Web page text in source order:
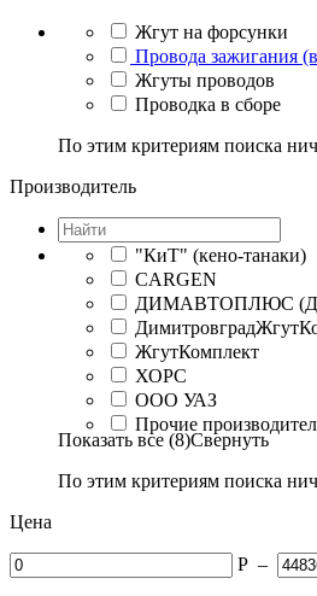
Жгут на форсунки
Провода зажигания
Жгуты проводов
Проводка в сборе
По этим критериям поиска
Производитель
"КиТ" (кено-танаки)
CARGEN
ДИМАВТОПЛЮС
ЖгутКомплект
ХОРС
ООО УАЗ
Прочие
Показать все (8)Свернуть
По этим критериям поиска
Цена
Р –